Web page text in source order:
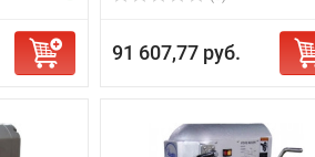
91 607,77 руб.